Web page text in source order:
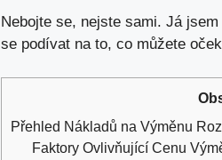
Nebojte se, nejste sami. Já
se podívat na to, co můžete
Přehled Nákladů na Výměnu
Faktory Ovlivňující Cenu